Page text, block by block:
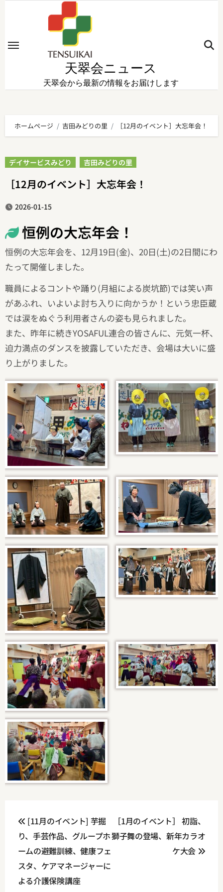
プ
天翠会ニュース
天翠会から最新の情報をお届けします
ホームページ 吉田みどりの里 ［12月のイベント］大忘年会！
デイサービスみどり 吉田みどりの里
［12月のイベント］大忘年会！
2026-01-15
恒例の大忘年会！
恒例の大忘年会を、12月19日(金)、20日(土)の2日間にわ
たって開催しました。
職員によるコントや踊り(月組による炭坑節)では笑い声
があふれ、いよいよ討ち入りに向かうか！という忠臣蔵
では涙をぬぐう利用者さんの姿も見られました。
また、昨年に続きYOSAFUL連合の皆さんに、元気一杯、
迫力満点のダンスを披露していただき、会場は大いに盛
り上がりました。
稿
ナ
ビ
[11月のイベント] 芋掘
り、手芸作品、グループホ
ームの避難訓練、健康フェ
スタ、ケアマネージャーに
よる介護保険講座
［1月のイベント］ 初詣、
獅子舞の登場、新年カラオ
ケ大会